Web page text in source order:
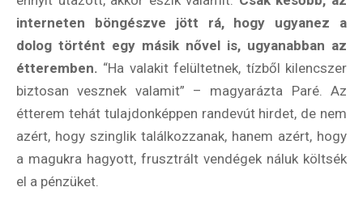
interneten böngészve jött rá, hogy ugyanez a
dolog történt egy másik nővel is, ugyanabban az
étteremben. “Ha valakit felültetnek, tízből kilencszer
biztosan vesznek valamit” – magyarázta Paré. Az
étterem tehát tulajdonképpen randevút hirdet, de nem
azért, hogy szinglik találkozzanak, hanem azért, hogy
a magukra hagyott, frusztrált vendégek náluk költsék
el a pénzüket.